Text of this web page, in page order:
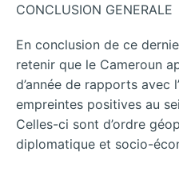
CONCLUSION GENERALE
En conclusion de ce
retenir que le Cameroun
d’année de rapports avec
empreintes positives au
Celles-ci sont d’ordre
diplomatique et socio-